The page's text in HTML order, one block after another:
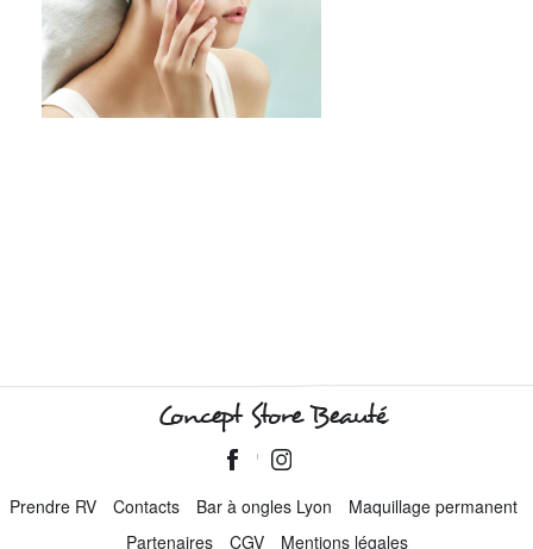
Concept Store Beauté
Prendre RV Contacts Bar à ongles Lyon
Maquillage permanent
Partenaires
CGV Mentions légales